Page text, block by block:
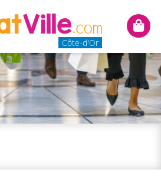
Côte-d'Or
Mon